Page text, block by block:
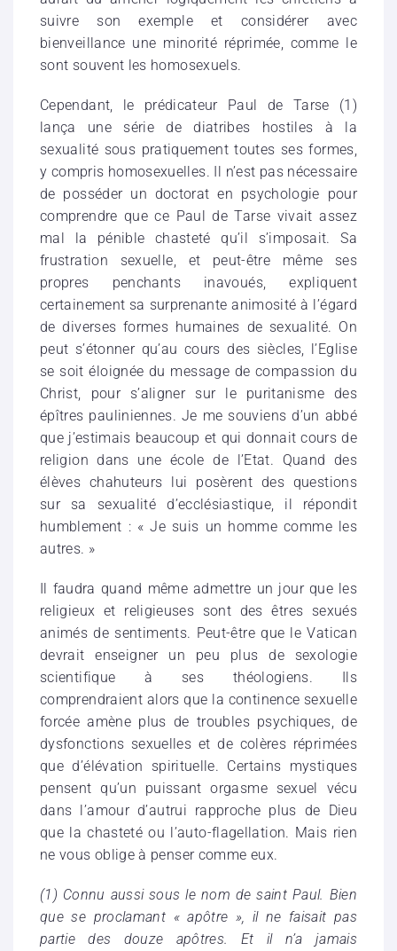
suivre son exemple et considérer avec
bienveillance une minorité réprimée, comme le
sont souvent les homosexuels.
Cependant, le prédicateur Paul de Tarse (1)
lança une série de diatribes hostiles à la
sexualité sous pratiquement toutes ses formes,
y compris homosexuelles. Il n’est pas nécessaire
de posséder un doctorat en psychologie pour
comprendre que ce Paul de Tarse vivait assez
mal la pénible chasteté qu’il s’imposait. Sa
frustration sexuelle, et peut-être même ses
propres penchants inavoués, expliquent
certainement sa surprenante animosité à l’égard
de diverses formes humaines de sexualité. On
peut s’étonner qu’au cours des siècles, l’Eglise
se soit éloignée du message de compassion du
Christ, pour s’aligner sur le puritanisme des
épîtres pauliniennes. Je me souviens d’un abbé
que j’estimais beaucoup et qui donnait cours de
religion dans une école de l’Etat. Quand des
élèves chahuteurs lui posèrent des questions
sur sa sexualité d’ecclésiastique, il répondit
humblement : « Je suis un homme comme les
autres. »
Il faudra quand même admettre un jour que les
religieux et religieuses sont des êtres sexués
animés de sentiments. Peut-être que le Vatican
devrait enseigner un peu plus de sexologie
scientifique à ses théologiens. Ils
comprendraient alors que la continence sexuelle
forcée amène plus de troubles psychiques, de
dysfonctions sexuelles et de colères réprimées
que d’élévation spirituelle. Certains mystiques
pensent qu’un puissant orgasme sexuel vécu
dans l’amour d’autrui rapproche plus de Dieu
que la chasteté ou l’auto-flagellation. Mais rien
ne vous oblige à penser comme eux.
(1) Connu aussi sous le nom de saint Paul. Bien
que se proclamant « apôtre », il ne faisait pas
partie des douze apôtres. Et il n’a jamais